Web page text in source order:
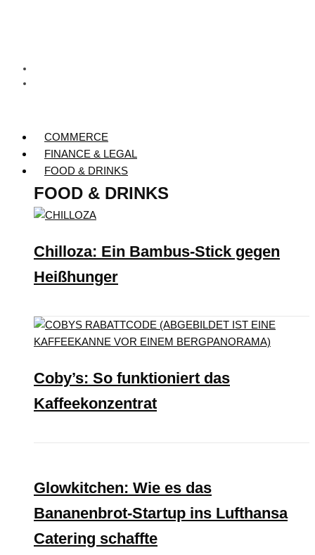
COMMERCE
FINANCE & LEGAL
FOOD & DRINKS
FOOD & DRINKS
Chilloza: Ein Bambus-Stick gegen
Heißhunger
Coby’s: So funktioniert das
Kaffeekonzentrat
Glowkitchen: Wie es das
Bananenbrot-Startup ins Lufthansa
Catering schaffte